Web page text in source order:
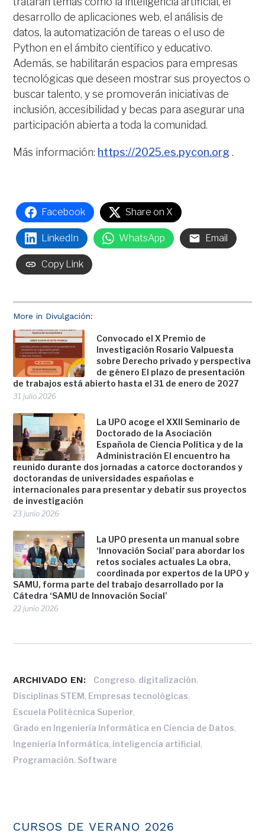
More in Divulgación:
Convocado el X Premio de
Investigación Rosario Valpuesta
sobre Derecho privado y perspectiva
de género El plazo de presentación
de trabajos está abierto hasta el 31 de enero de 2027
31 julio 2026
La UPO acoge el XXII Seminario de
Doctorado de la Asociación
Española de Ciencia Política y de la
Administración El encuentro ha
reunido durante dos jornadas a catorce doctorandos y
doctorandas de universidades españolas e
internacionales para presentar y debatir sus proyectos
de investigación
23 junio 2026
La UPO presenta un manual sobre
‘Innovación Social’ para abordar los
retos sociales actuales La obra,
coordinada por expertos de la UPO y
SAMU, forma parte del trabajo desarrollado por la
Cátedra ‘SAMU de Innovación Social’
22 junio 2026
desarrollo de aplicaciones web, el análisis de
datos, la automatización de tareas o el uso de
Python en el ámbito científico y educativo.
Además, se habilitarán espacios para empresas
tecnológicas que deseen mostrar sus proyectos o
buscar talento, y se promoverán iniciativas de
inclusión, accesibilidad y becas para asegurar una
participación abierta a toda la comunidad.
Más información: https://2025.es.pycon.org .
Facebook Share on X
LinkedIn WhatsApp Email
Copy Link
ARCHIVADO EN: Congreso, digitalización,
Disciplinas STEM, Empresas tecnológicas,
Escuela Politécnica Superior,
Grado en Ingeniería Informática en Ciencia de Datos,
Ingeniería Informática, inteligencia artificial,
Programación, Software
CURSOS DE VERANO 2026